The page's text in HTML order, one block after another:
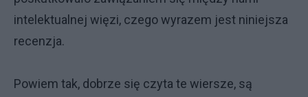
intelektualnej więzi, czego wyrazem jest niniejsza
recenzja.
Powiem tak, dobrze się czyta te wiersze, są